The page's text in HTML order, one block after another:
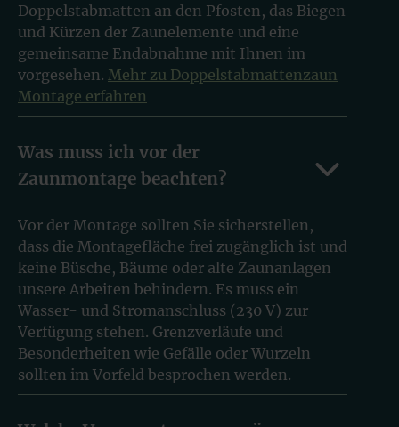
Doppelstabmatten an den Pfosten, das Biegen
und Kürzen der Zaunelemente und eine
gemeinsame Endabnahme mit Ihnen im
vorgesehen. Mehr zu Doppelstabmattenzaun
Montage erfahren
Was muss ich vor der
Zaunmontage beachten?
Vor der Montage sollten Sie sicherstellen,
dass die Montagefläche frei zugänglich ist und
keine Büsche, Bäume oder alte Zaunanlagen
unsere Arbeiten behindern. Es muss ein
Wasser- und Stromanschluss (230 V) zur
Verfügung stehen. Grenzverläufe und
Besonderheiten wie Gefälle oder Wurzeln
sollten im Vorfeld besprochen werden.